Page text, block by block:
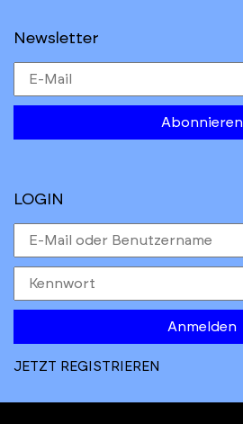
Newsletter
Abonnieren
LOGIN
Anmelden
JETZT REGISTRIEREN